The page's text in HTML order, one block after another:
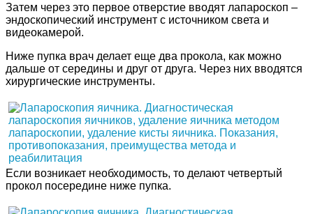
Затем через это первое отверстие вводят лапароскоп –
эндоскопический инструмент с источником света и
видеокамерой.
Ниже пупка врач делает еще два прокола, как можно
дальше от середины и друг от друга. Через них вводятся
хирургические инструменты.
Если возникает необходимость, то делают четвертый
прокол посередине ниже пупка.